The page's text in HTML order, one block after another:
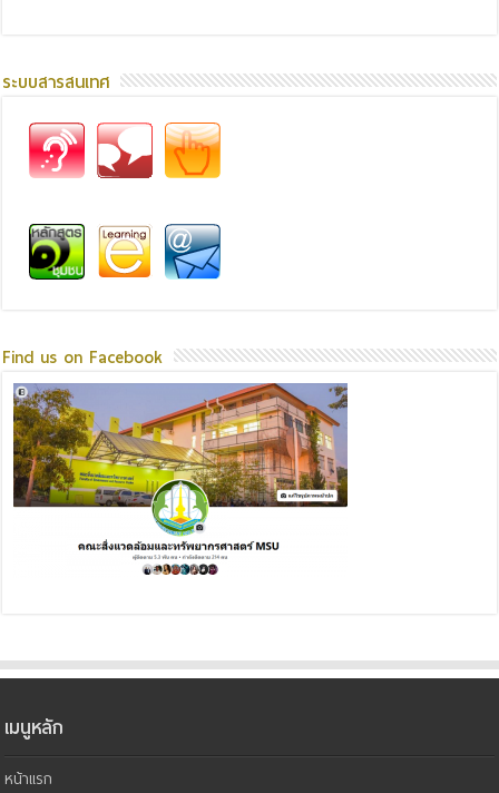
ระบบสารสนเทศ
Find us on Facebook
เมนูหลัก
หน้าแรก